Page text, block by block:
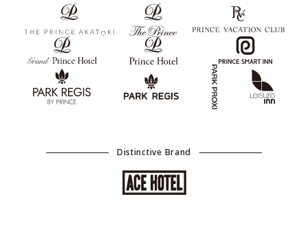
Distinctive Brand
By clicking “Accept All Cookies”, you agree to the storing of cookies on
your device to enhance site navigation, analyze site usage, and assist in
Accept All Cookies
Cookies Settings